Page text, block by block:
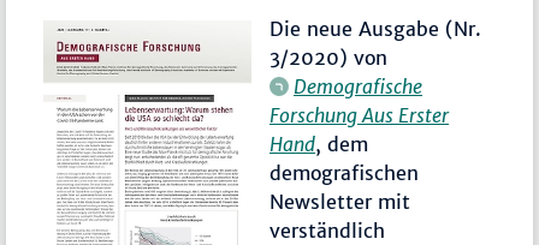
Die neue Ausgabe (Nr.
3/2020) von
Demografische
Forschung Aus Erster
Hand, dem
demografischen
Newsletter mit
verständlich